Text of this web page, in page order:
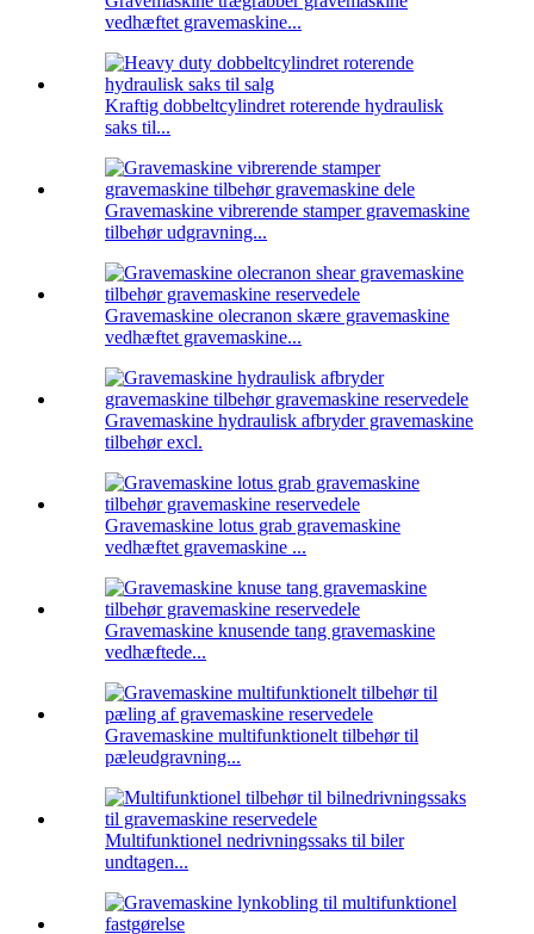
vedhæftet gravemaskine...
Kraftig dobbeltcylindret roterende hydraulisk
saks til...
Gravemaskine vibrerende stamper gravemaskine
tilbehør udgravning...
Gravemaskine olecranon skære gravemaskine
vedhæftet gravemaskine...
Gravemaskine hydraulisk afbryder gravemaskine
tilbehør excl.
Gravemaskine lotus grab gravemaskine
vedhæftet gravemaskine ...
Gravemaskine knusende tang gravemaskine
vedhæftede...
Gravemaskine multifunktionelt tilbehør til
pæleudgravning...
Multifunktionel nedrivningssaks til biler
undtagen...